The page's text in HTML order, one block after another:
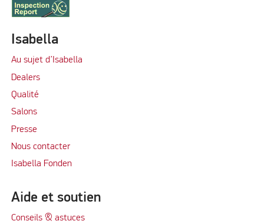
Isabella
Au sujet d’Isabella
Dealers
Qualité
Salons
Presse
Nous contacter
Isabella Fonden
Aide et soutien
Conseils & astuces